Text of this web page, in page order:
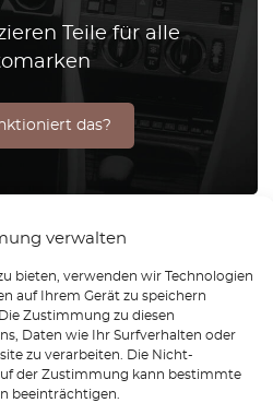
verwalten
bieten, verwenden wir Technologien
auf Ihrem Gerät zu speichern
Zustimmung zu diesen
Daten wie Ihr Surfverhalten oder
zu verarbeiten. Die Nicht-
der Zustimmung kann bestimmte
beeinträchtigen.
Teile für alle
das?
Luxuslimousine, die
Fahrerlebnis und sein
die erste Wahl für Fahrer,
auch sportliche Fahrfreude
setzen wir uns dafür ein,
und Zuverlässigkeit ihres